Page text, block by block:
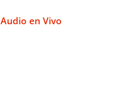
Audio en Vivo